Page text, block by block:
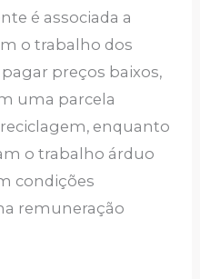
é associada a
o trabalho dos
preços baixos,
uma parcela
enquanto
o trabalho árduo
condições
remuneração